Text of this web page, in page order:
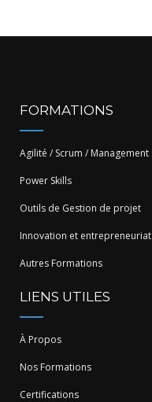
FORMATIONS
Agilité / Scrum / Management
Power Skills
Outils de Gestion de projet
Innovation et entrepreneuriat
Autres Formations
LIENS UTILES
À Propos
Nos Formations
Certifications